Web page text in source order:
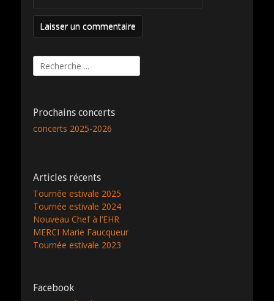
Rechercher :
Prochains concerts
concerts 2025-2026
Articles récents
Tournée estivale 2025
Tournée estivale 2024
Nouveau Chef à l’EHR
MERCI Marie Faucqueur
Tournée estivale 2023
Facebook